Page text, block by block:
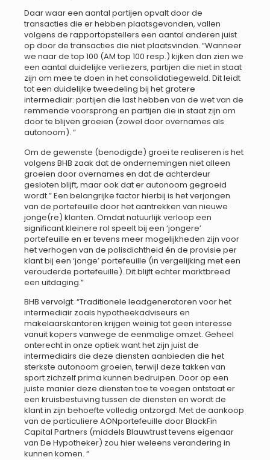
Daar waar een aantal partijen opvalt door de
transacties die er hebben plaatsgevonden, vallen
volgens de rapportopstellers een aantal anderen juist
op door de transacties die niet plaatsvinden. “Wanneer
we naar de top 100 (AM top 100 resp.) kijken dan zien we
een aantal duidelijke verliezers, partijen die niet in staat
zijn om mee te doen in het consolidatiegeweld. Dit leidt
tot een duidelijke tweedeling bij het grotere
intermediair: partijen die last hebben van de wet van de
remmende voorsprong en partijen die in staat zijn om
door te blijven groeien (zowel door overnames als
autonoom). “
Om de gewenste (benodigde) groei te realiseren is het
volgens BHB zaak dat de ondernemingen niet alleen
groeien door overnames en dat de achterdeur
gesloten blijft, maar ook dat er autonoom gegroeid
wordt.” Een belangrijke factor hierbij is het verjongen
van de portefeuille door het aantrekken van nieuwe
jonge(re) klanten. Omdat natuurlijk verloop een
significant kleinere rol speelt bij een ‘jongere’
portefeuille en er tevens meer mogelijkheden zijn voor
het verhogen van de polisdichtheid én de provisie per
klant bij een ‘jonge’ portefeuille (in vergelijking met een
verouderde portefeuille). Dit blijft echter marktbreed
een uitdaging.”
BHB vervolgt: “Traditionele leadgeneratoren voor het
intermediair zoals hypotheekadviseurs en
makelaarskantoren krijgen weinig tot geen interesse
vanuit kopers vanwege de eenmalige omzet. Geheel
onterecht in onze optiek want het zijn juist de
intermediairs die deze diensten aanbieden die het
sterkste autonoom groeien, terwijl deze takken van
sport zichzelf prima kunnen bedruipen. Door op een
juiste manier deze diensten toe te voegen ontstaat er
een kruisbestuiving tussen de diensten en wordt de
klant in zijn behoefte volledig ontzorgd. Met de aankoop
van de particuliere AONportefeuille door BlackFin
Capital Partners (middels Blauwtrust tevens eigenaar
van De Hypotheker) zou hier weleens verandering in
kunnen komen. “